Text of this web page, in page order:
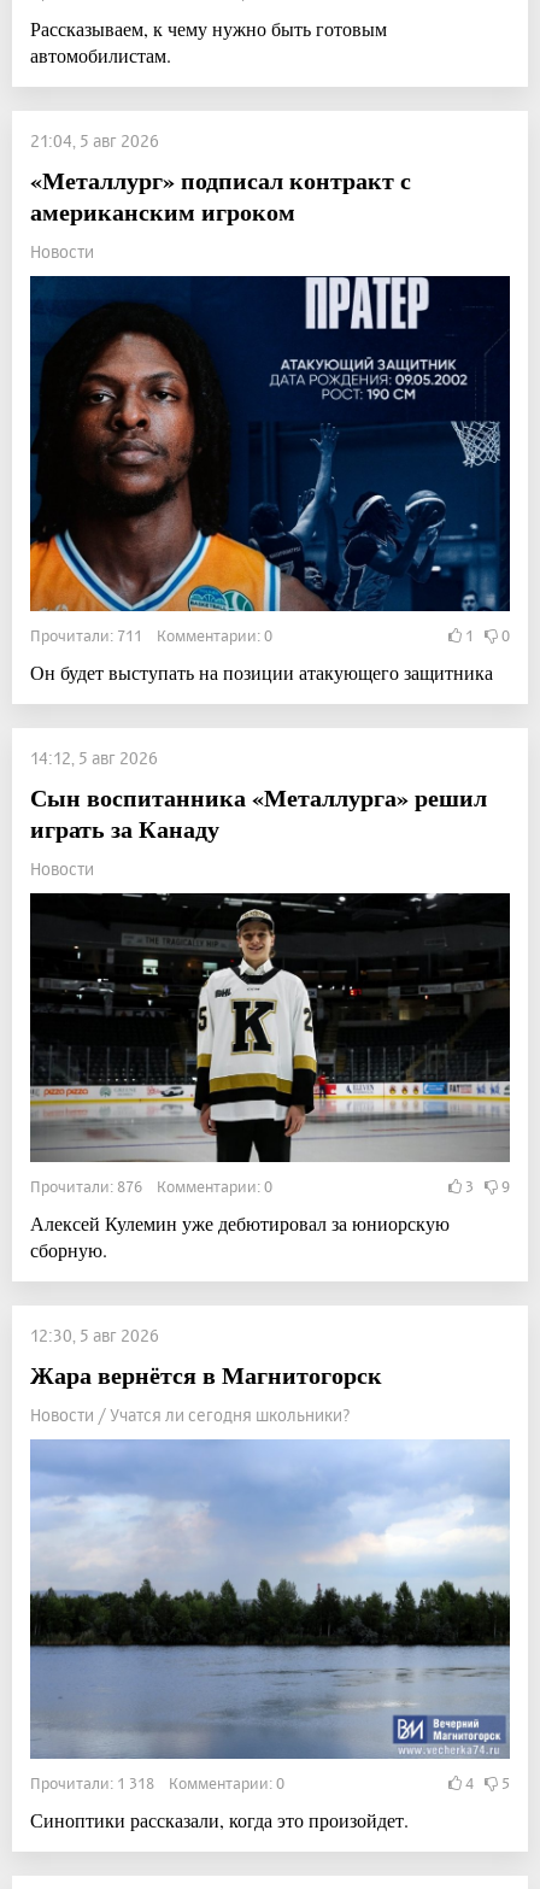
Рассказываем, к чему нужно быть готовым
автомобилистам.
21:04, 5 авг 2026
«Металлург» подписал контракт с
американским игроком
Новости
Прочитали: 711 Комментарии: 0 1 0
Он будет выступать на позиции атакующего защитника
14:12, 5 авг 2026
Сын воспитанника «Металлурга» решил
играть за Канаду
Новости
Прочитали: 876 Комментарии: 0 3 9
Алексей Кулемин уже дебютировал за юниорскую
сборную.
12:30, 5 авг 2026
Жара вернётся в Магнитогорск
Новости / Учатся ли сегодня школьники?
Прочитали: 1 318 Комментарии: 0 4 5
Синоптики рассказали, когда это произойдет.